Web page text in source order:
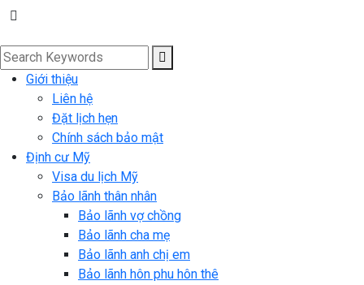
Giới thiệu
Liên hệ
Đặt lịch hẹn
Chính sách bảo mật
Định cư Mỹ
Visa du lịch Mỹ
Bảo lãnh thân nhân
Bảo lãnh vợ chồng
Bảo lãnh cha mẹ
Bảo lãnh anh chị em
Bảo lãnh hôn phu hôn thê